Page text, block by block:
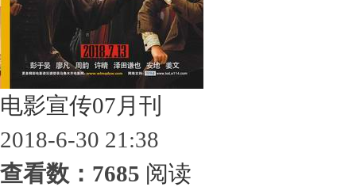
电影宣传07月刊
2018-6-30 21:38
查看数：7685 阅读